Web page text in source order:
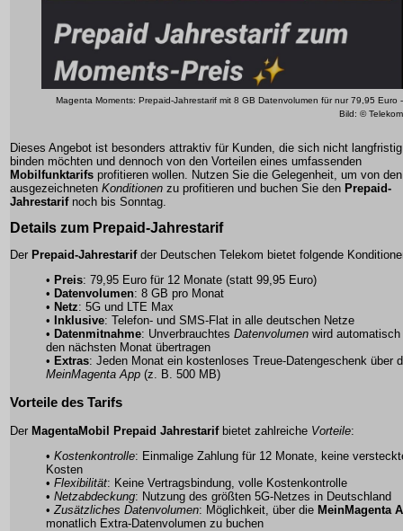
Magenta Moments: Prepaid-Jahrestarif mit 8 GB Datenvolumen für nur 79,95 Euro -
Bild: © Telekom
Dieses Angebot ist besonders attraktiv für Kunden, die sich nicht langfristig
binden möchten und dennoch von den Vorteilen eines umfassenden
Mobilfunktarifs profitieren wollen. Nutzen Sie die Gelegenheit, um von den
ausgezeichneten Konditionen zu profitieren und buchen Sie den Prepaid-
Jahrestarifnoch bis Sonntag.
Details zum Prepaid-Jahrestarif
Der Prepaid-Jahrestarifder Deutschen Telekom bietet folgende
• Preis: 79,95 Euro für 12 Monate (statt 99,95 Euro)
• Datenvolumen: 8 GB pro Monat
• Netz: 5G und LTE Max
•
Inklusive: Telefon- und SMS-Flat in alle deutschen Netze
• Datenmitnahme: Unverbrauchtes Datenvolumen wird automatisch
den nächsten Monat übertragen
• Extras: Jeden Monat ein kostenloses Treue-Datengeschenk über
MeinMagenta App (z. B. 500 MB)
Vorteile des Tarifs
Der MagentaMobil Prepaid Jahrestarifbietet zahlreiche Vorteile:
• Kostenkontrolle: Einmalige Zahlung für 12 Monate, keine
Kosten
• Flexibilität: Keine Vertragsbindung, volle Kostenkontrolle
• Netzabdeckung: Nutzung des größten 5G-Netzes in Deutschland
• Zusätzliches Datenvolumen: Möglichkeit, über die MeinMagenta
monatlich Extra-Datenvolumen zu buchen